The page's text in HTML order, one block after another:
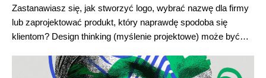
Zastanawiasz się, jak stworzyć logo, wybrać nazwę dla firmy
lub zaprojektować produkt, który naprawdę spodoba się
klientom? Design thinking (myślenie projektowe) może być…